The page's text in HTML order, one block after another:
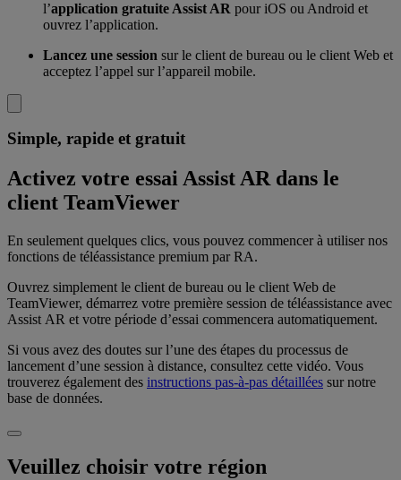
l’application gratuite Assist AR pour iOS ou Android et
ouvrez l’application.
Lancez une session sur le client de bureau ou le client Web et
acceptez l’appel sur l’appareil mobile.
Simple, rapide et gratuit
Activez votre essai Assist AR dans le
client TeamViewer
En seulement quelques clics, vous pouvez commencer à utiliser nos
fonctions de téléassistance premium par RA.
Ouvrez simplement le client de bureau ou le client Web de
TeamViewer, démarrez votre première session de téléassistance avec
Assist AR et votre période d’essai commencera automatiquement.
Si vous avez des doutes sur l’une des étapes du processus de
lancement d’une session à distance, consultez cette vidéo. Vous
trouverez également des instructions pas-à-pas détaillées sur notre
base de données.
Veuillez choisir votre région